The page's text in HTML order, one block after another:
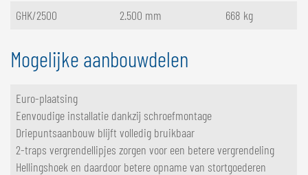
GHK/2500
2.500 mm 668 kg
Mogelijke aanbouwdelen
Euro-plaatsing
Eenvoudige installatie dankzij schroefmontage
Driepuntsaanbouw blijft volledig bruikbaar
2-traps vergrendellipjes zorgen voor een betere vergrendeling
Hellingshoek en daardoor betere opname van stortgoederen